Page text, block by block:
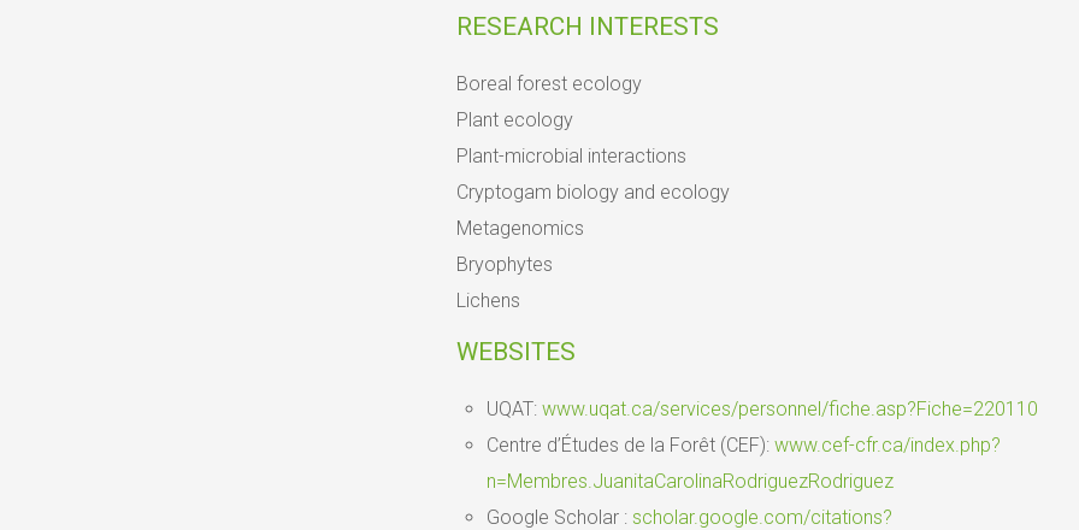
RESEARCH INTERESTS
Boreal forest ecology
Plant ecology
Plant-microbial interactions
Cryptogam biology and ecology
Metagenomics
Bryophytes
Lichens
WEBSITES
UQAT: www.uqat.ca/services/personnel/fiche.asp?Fiche=220110
Centre d’Études de la Forêt (CEF): www.cef-cfr.ca/index.php?
n=Membres.JuanitaCarolinaRodriguezRodriguez
Google Scholar : scholar.google.com/citations?